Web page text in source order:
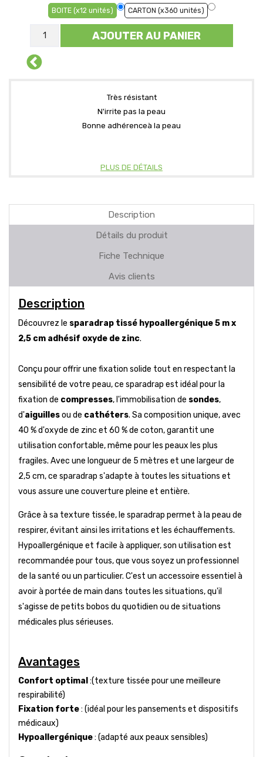
BOITE (x12 unités) CARTON (x360 unités)
AJOUTER AU PANIER
Très résistant
N'irrite pas la peau
Bonne adhérenceà la peau
PLUS DE DÉTAILS
Description
Détails du produit
Fiche Technique
Avis clients
Description
Découvrez le sparadrap tissé hypoallergénique 5 m x
2,5 cm adhésif oxyde de zinc.
Conçu pour offrir une fixation solide tout en respectant la
sensibilité de votre peau, ce sparadrap est idéal pour la
fixation de compresses, l'immobilisation de sondes,
d'aiguillesou de cathéters. Sa composition unique, avec
40 % d'oxyde de zinc et 60 % de coton, garantit une
utilisation confortable, même pour les peaux les plus
fragiles. Avec une longueur de 5 mètres et une largeur de
2,5 cm, ce sparadrap s'adapte à toutes les situations et
vous assure une couverture pleine et entière.
Grâce à sa texture tissée, le sparadrap permet à la peau de
respirer, évitant ainsi les irritations et les échauffements.
Hypoallergénique et facile à appliquer, son utilisation est
recommandée pour tous, que vous soyez un professionnel
de la santé ou un particulier. C'est un accessoire essentiel à
avoir à portée de main dans toutes les situations, qu'il
s'agisse de petits bobos du quotidien ou de situations
médicales plus sérieuses.
Avantages
Confort optimal :(texture tissée pour une meilleure
respirabilité)
Fixation forte: (idéal pour les pansements et dispositifs
médicaux)
Hypoallergénique: (adapté aux peaux sensibles)